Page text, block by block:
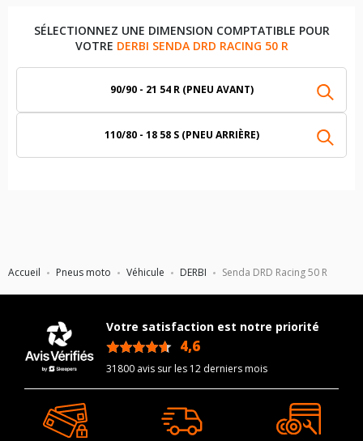
Accueil Pneus moto Véhicule DERBI Senda DRD Racing 50 R
SÉLECTIONNEZ UNE DIMENSION COMPTATIBLE POUR
VOTRE DERBI SENDA DRD RACING 50 R
90/90 - 21 54 R (PNEU AVANT)
110/80 - 18 58 S (PNEU ARRIÈRE)
Votre satisfaction est notre priorité
4,6
31800 avis sur les 12 derniers mois